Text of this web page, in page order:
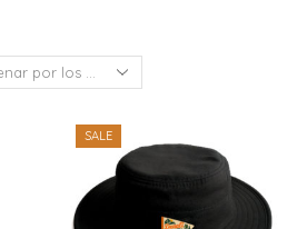
SALE